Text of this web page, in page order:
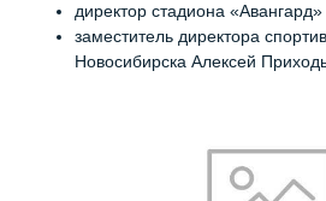
директор стадиона
заместитель директора
Новосибирска Алексей